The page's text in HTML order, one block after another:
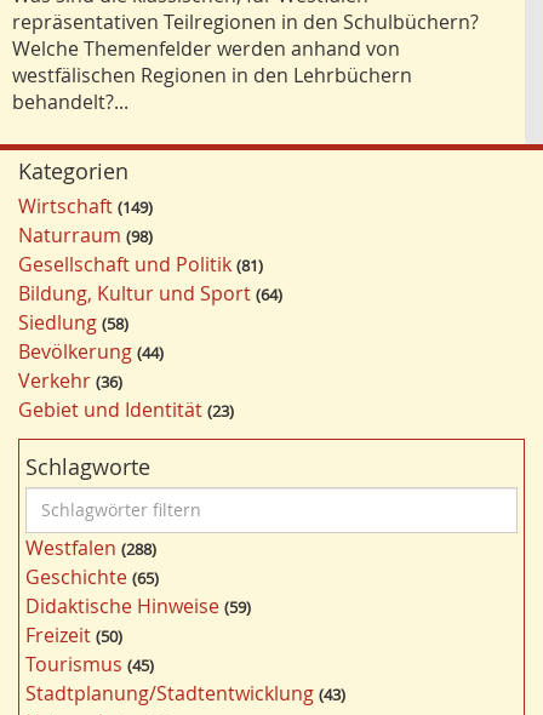
repräsentativen Teilregionen in den Schulbüchern?
Welche Themenfelder werden anhand von
westfälischen Regionen in den Lehrbüchern
behandelt?...
Kategorien
Wirtschaft 149
Naturraum 98
Gesellschaft und Politik 81
Bildung, Kultur und Sport 64
Siedlung 58
Bevölkerung 44
Verkehr 36
Gebiet und Identität 23
Schlagworte
c
h
l
a
g
w
ö
Westfalen 288
Geschichte 65
Didaktische Hinweise 59
Freizeit 50
Tourismus 45
Stadtplanung/Stadtentwicklung 43